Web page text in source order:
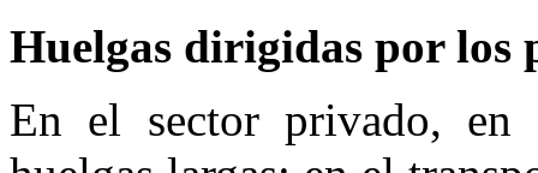
Huelgas dirigidas por los
En el sector privado, en